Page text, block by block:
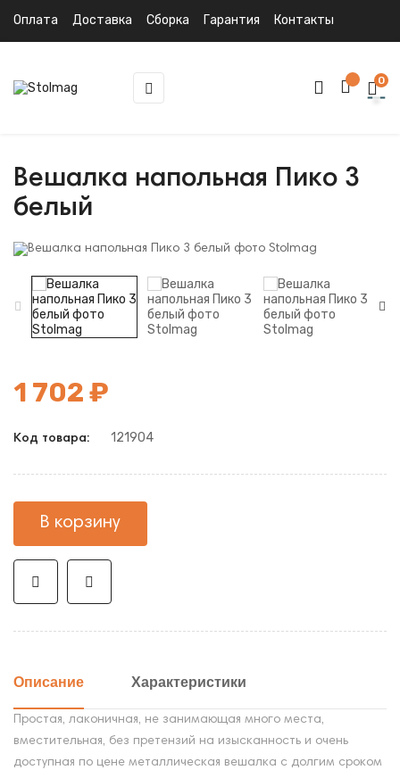
Оплата Доставка Сборка Гарантия Контакты
Toggle
navigation
☰ 0
Вешалка напольная Пико 3
белый
1 702 ₽
Код товара: 121904
В корзину
Описание Характеристики
Простая, лаконичная, не занимающая много места,
вместительная, без претензий на изысканность и очень
доступная по цене металлическая вешалка с долгим сроком